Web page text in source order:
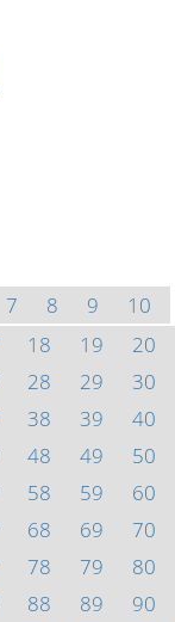
7 8 9
10
18 19
20
28 29
30
38 39
40
48 49
50
58 59
60
68 69
70
78 79
80
88 89
90